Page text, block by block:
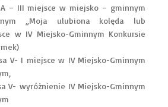
– III miejsce w miejsko – gminnym
„Moja ulubiona kolęda lub
w IV Miejsko-Gminnym Konkursie
V- I miejsce w IV Miejsko-Gminnym
V- wyróżnienie IV Miejsko-Gminnym